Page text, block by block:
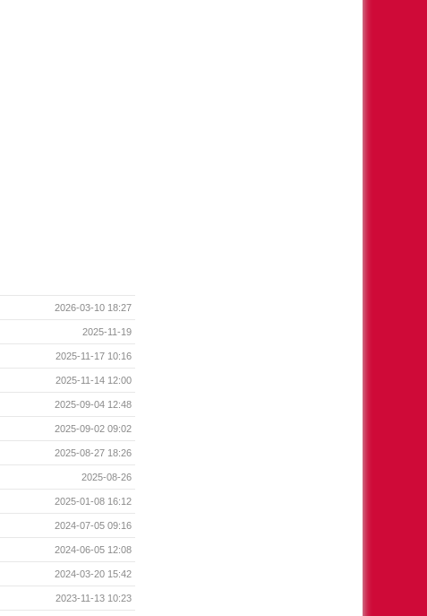
2026-03-10 18:27
2025-11-19
2025-11-17 10:16
2025-11-14 12:00
2025-09-04 12:48
2025-09-02 09:02
2025-08-27 18:26
2025-08-26
2025-01-08 16:12
2024-07-05 09:16
2024-06-05 12:08
2024-03-20 15:42
2023-11-13 10:23